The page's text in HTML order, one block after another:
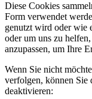
Diese Cookies
Form verwendet
genutzt wird oder wie
oder um uns zu
anzupassen, um Ihre
Wenn Sie nicht
verfolgen, können Sie
deaktivieren: